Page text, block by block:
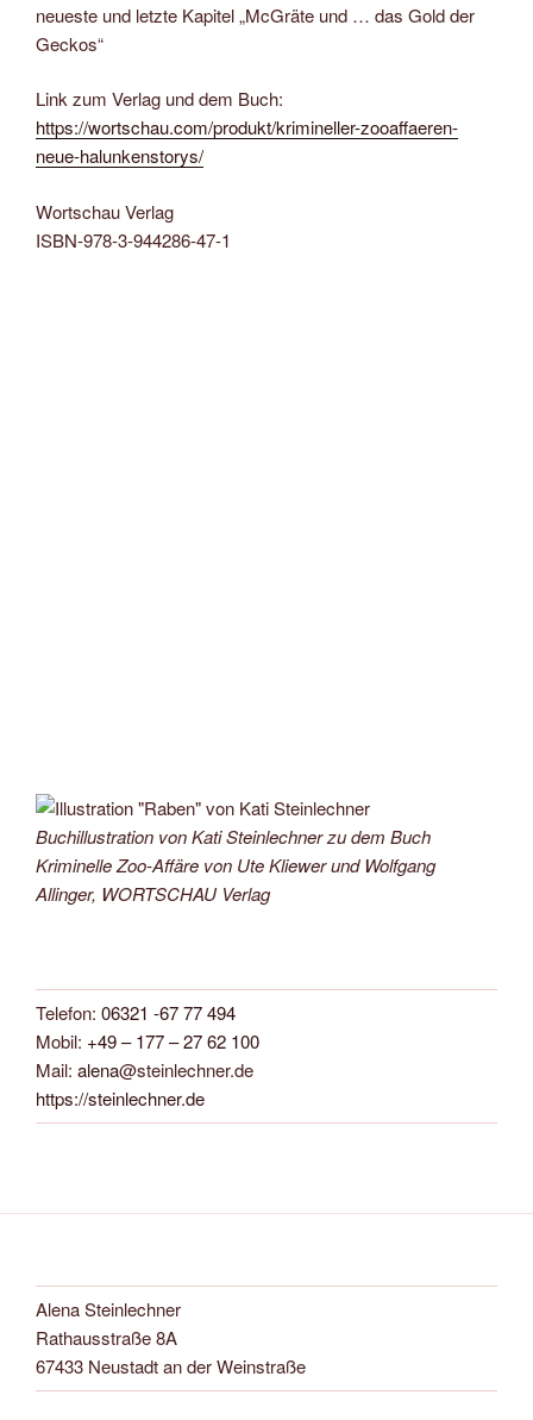
neueste und letzte Kapitel „McGräte und … das Gold der
Geckos“
Link zum Verlag und dem Buch:
https://wortschau.com/produkt/krimineller-zooaffaeren-
neue-halunkenstorys/
Wortschau Verlag
ISBN-978-3-944286-47-1
Buchillustration von Kati Steinlechner zu dem Buch
Kriminelle Zoo-Affäre von Ute Kliewer und Wolfgang
Allinger, WORTSCHAU Verlag
Telefon: 06321 -67 77 494
Mobil: +49 – 177 – 27 62 100
Mail: alena@steinlechner.de
https://steinlechner.de
Alena Steinlechner
Rathausstraße 8A
67433 Neustadt an der Weinstraße